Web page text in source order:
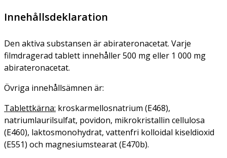
Innehållsdeklaration
Den aktiva substansen är abirateronacetat. Varje
filmdragerad tablett innehåller 500 mg eller 1 000 mg
abirateronacetat.
Övriga innehållsämnen är:
Tablettkärna: kroskarmellosnatrium (E468),
natriumlaurilsulfat, povidon, mikrokristallin cellulosa
(E460), laktosmonohydrat, vattenfri kolloidal kiseldioxid
(E551) och magnesiumstearat (E470b).